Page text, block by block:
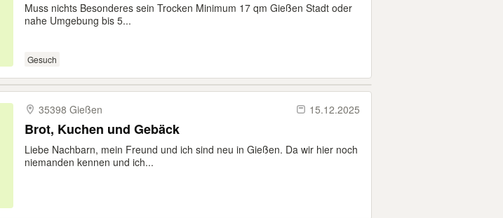
Muss nichts Besonderes sein Trocken Minimum 17 qm Gießen Stadt oder
nahe Umgebung bis 5...
Gesuch
35398 Gießen 15.12.2025
Brot, Kuchen und Gebäck
Liebe Nachbarn, mein Freund und ich sind neu in Gießen. Da wir hier noch
niemanden kennen und ich...